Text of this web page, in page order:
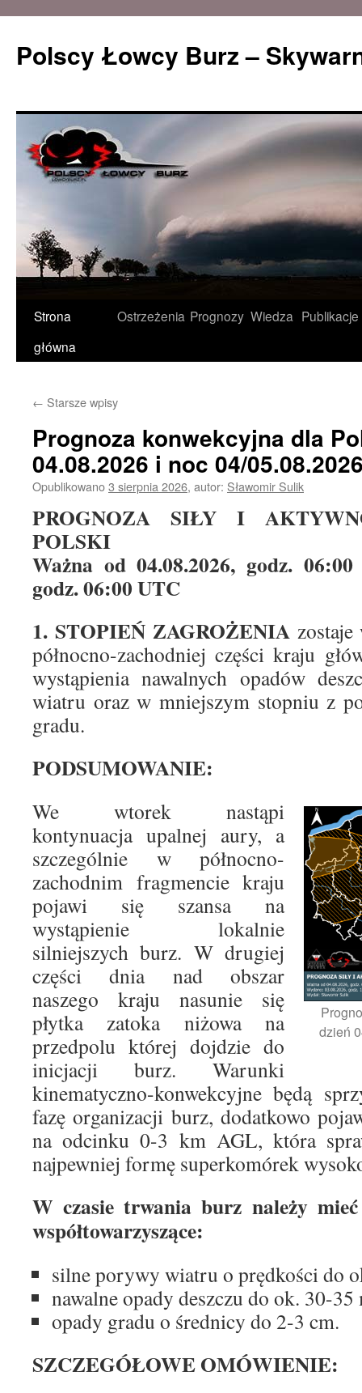
Polscy Łowcy Burz –
Przeskocz
do
Strona
główna
Ostrzeżenia Prognozy Wiedza Publikacje
← Starsze wpisy
Prognoza konwekcyjna dla
04.08.2026 i noc 04/
Opublikowano3 sierpnia 2026, autor: Sławomir Sulik
PROGNOZA SIŁY I
POLSKI
Ważna od 04.08.2026, godz.
godz. 06:00 UTC
1. STOPIEŃ ZAGROŻENIA
północno-zachodniej części kraju
wystąpienia nawalnych opadów
wiatru oraz w mniejszym stopniu z
gradu.
PODSUMOWANIE:
dzień
We wtorek nastąpi
kontynuacja upalnej aury, a
szczególnie w północno-
zachodnim fragmencie kraju
pojawi się szansa na
wystąpienie lokalnie
silniejszych burz. W drugiej
części dnia nad obszar
naszego kraju nasunie się
płytka zatoka niżowa na
przedpolu której dojdzie do
inicjacji burz. Warunki
kinematyczno-konwekcyjne będą
fazę organizacji burz, dodatkowo
na odcinku 0-3 km AGL, która
najpewniej formę superkomórek
W czasie trwania burz należy
współtowarzyszące:
silne porywy wiatru o prędkości do
nawalne opady deszczu do ok. 30-35
opady gradu o średnicy do 2-3 cm.
SZCZEGÓŁOWE OMÓWIENIE: